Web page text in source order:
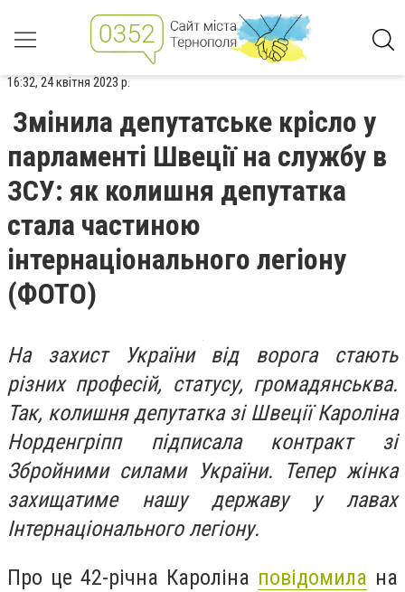
16:32, 24 квітня 2023 р.
Змінила депутатське крісло у
парламенті Швеції на службу в
ЗСУ: як колишня депутатка
стала частиною
інтернаціонального легіону
(ФОТО)
На захист України від ворога стають
різних професій, статусу, громадянськва.
Так, колишня депутатка зі Швеції Кароліна
Норденгріпп підписала контракт зі
Збройними силами України. Тепер жінка
захищатиме нашу державу у лавах
Інтернаціонального легіону.
Про це 42-річна Кароліна повідомила на